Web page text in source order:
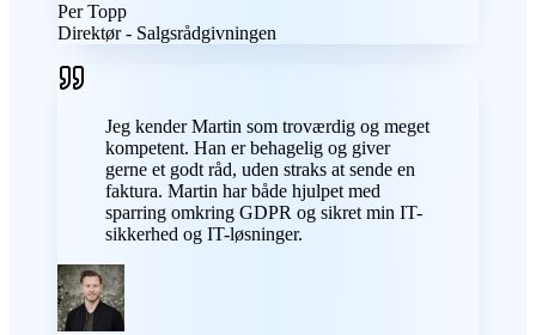
Per Topp
Direktør - Salgsrådgivningen
Jeg kender Martin som troværdig og meget
kompetent. Han er behagelig og giver
gerne et godt råd, uden straks at sende en
faktura. Martin har både hjulpet med
sparring omkring GDPR og sikret min IT-
sikkerhed og IT-løsninger.